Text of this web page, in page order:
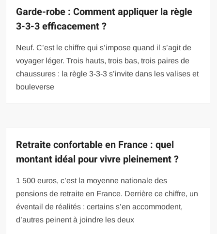
Garde-robe : Comment appliquer la règle
3-3-3 efficacement ?
Neuf. C’est le chiffre qui s’impose quand il s’agit de
voyager léger. Trois hauts, trois bas, trois paires de
chaussures : la règle 3-3-3 s’invite dans les valises et
bouleverse
Retraite confortable en France : quel
montant idéal pour vivre pleinement ?
1 500 euros, c’est la moyenne nationale des
pensions de retraite en France. Derrière ce chiffre, un
éventail de réalités : certains s’en accommodent,
d’autres peinent à joindre les deux